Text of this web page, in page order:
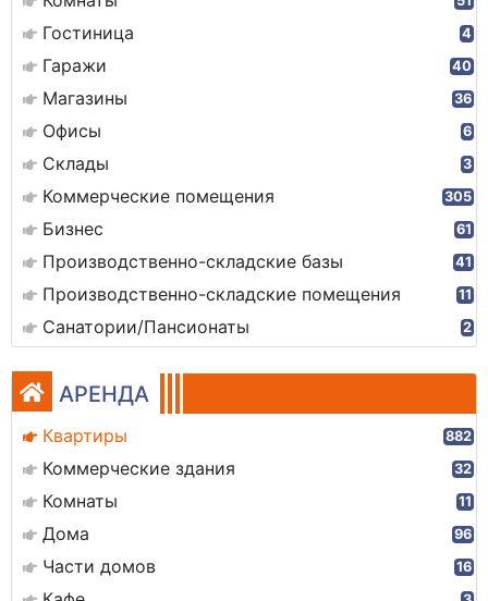
Гостиница 4
Гаражи 40
Магазины 36
Офисы 6
Склады 3
Коммерческие помещения 305
Бизнес 61
Производственно-складские базы 41
Производственно-складские помещения 11
Санатории/Пансионаты 2
АРЕНДА
Квартиры 882
Коммерческие здания 32
Комнаты 11
Дома 96
Части домов 16